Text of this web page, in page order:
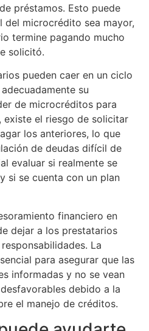
préstamos. Esto puede
microcrédito sea mayor,
termine pagando mucho
solicitó.
pueden caer en un ciclo
su
de microcréditos para
existe el riesgo de solicitar
los anteriores, lo que
de deudas difícil de
evaluar si realmente se
si se cuenta con un plan
financiero en
dejar a los prestatarios
La
para asegurar que las
informadas y no se vean
debido a la
el manejo de créditos.